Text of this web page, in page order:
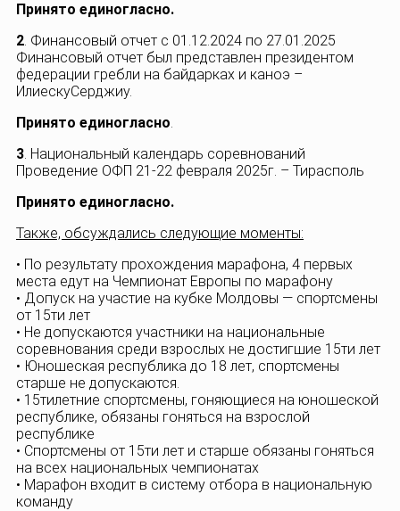
Принято единогласно.
2. Финансовый отчет с 01.12.2024 по 27.01.2025
Финансовый отчет был представлен президентом
федерации гребли на байдарках и каноэ –
ИлиескуСерджиу.
Принято единогласно.
3. Национальный календарь соревнований
Проведение ОФП 21-22 февраля 2025г. – Тирасполь
Принято единогласно.
Также, обсуждались следующие моменты:
• По результату прохождения марафона, 4 первых
места едут на Чемпионат Европы по марафону
• Допуск на участие на кубке Молдовы — спортсмены
от 15ти лет
• Не допускаются участники на национальные
соревнования среди взрослых не достигшие 15ти лет
• Юношеская республика до 18 лет, спортсмены
старше не допускаются.
• 15тилетние спортсмены, гоняющиеся на юношеской
республике, обязаны гоняться на взрослой
республике
• Спортсмены от 15ти лет и старше обязаны гоняться
на всех национальных чемпионатах
• Марафон входит в систему отбора в национальную
команду